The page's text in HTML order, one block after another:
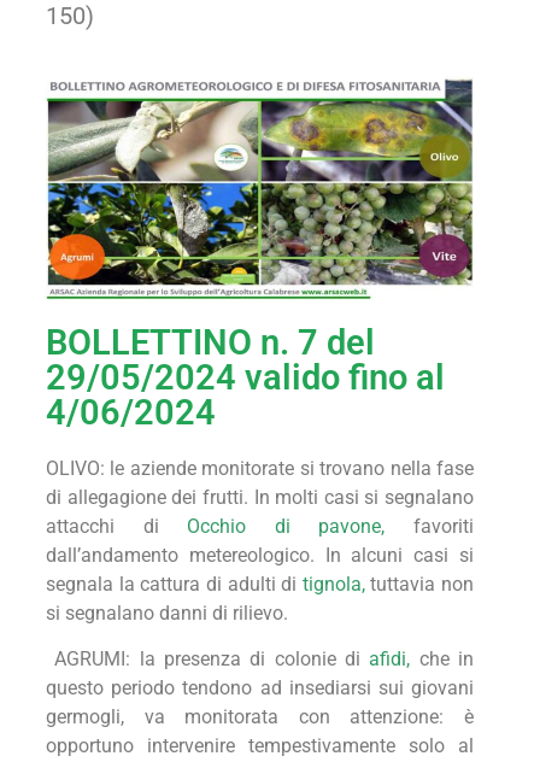
150)
BOLLETTINO n. 7 del
29/05/2024 valido fino al
4/06/2024
OLIVO: le aziende monitorate si trovano nella fase
di allegagione dei frutti. In molti casi si segnalano
attacchi di Occhio di pavone, favoriti
dall’andamento metereologico. In alcuni casi si
segnala la cattura di adulti di tignola,tuttavia non
si segnalano danni di rilievo.
AGRUMI: l a presenza di colonie di afidi, che in
questo periodo tendono ad insediarsi sui giovani
germogli, va monitorata con attenzione: è
opportuno intervenire tempestivamente solo al